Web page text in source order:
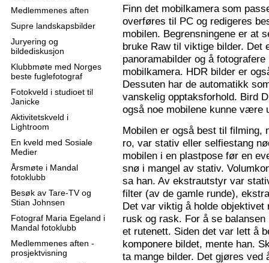
Medlemmenes aften
Supre landskapsbilder
Juryering og
bildediskusjon
Klubbmøte med Norges
beste fuglefotograf
Fotokveld i studioet til
Janicke
Aktivitetskveld i
Lightroom
En kveld med Sosiale
Medier
Årsmøte i Mandal
fotoklubb
Besøk av Tare-TV og
Stian Johnsen
Fotograf Maria Egeland i
Mandal fotoklubb
Medlemmenes aften -
prosjektvisning
Finn det mobilkamera som
overføres til PC og redigeres
mobilen. Begrensningene er at
bruke Raw til viktige bilder. Det
panoramabilder og å
mobilkamera. HDR bilder er
Dessuten har de automatikk
vanskelig opptaksforhold. Bird
også noe mobilene kunne være
Mobilen er også best til filming,
ro, var stativ eller selfiestang
mobilen i en plastpose før en
snø i mangel av stativ.
sa han. Av ekstrautstyr var
filter (av de gamle runde),
Det var viktig å holde
rusk og rask. For å se
et rutenett. Siden det var lett å
komponere bildet, mente han.
ta mange bilder. Det gjøres ved